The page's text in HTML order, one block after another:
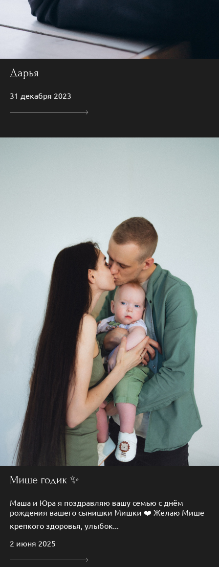
Дарья
31 декабря 2023
Мише годик ✨
Маша и Юра я поздравляю вашу семью с днём
рождения вашего сынишки Мишки ❤️ Желаю Мише
крепкого здоровья, улыбок...
2 июня 2025